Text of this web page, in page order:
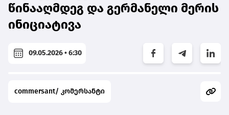
წინააღმდეგ და გერმანელი მერის
ინიციატივა
09.05.2026 • 6:30
commersant/ კომერსანტი